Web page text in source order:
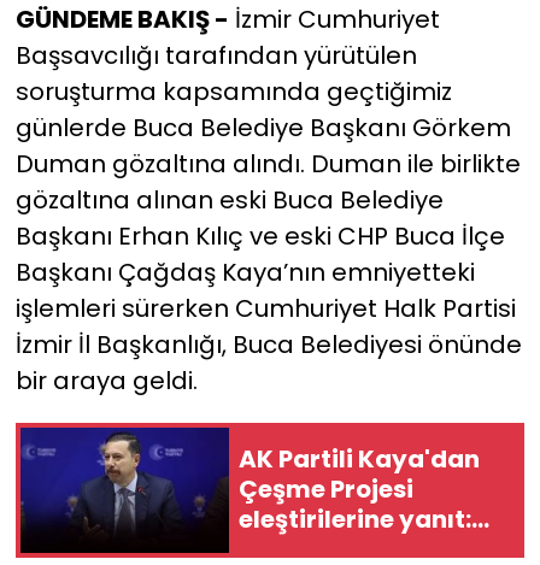
GÜNDEME BAKIŞ - İzmir Cumhuriyet
Başsavcılığı tarafından yürütülen
soruşturma kapsamında geçtiğimiz
günlerde Buca Belediye Başkanı Görkem
Duman gözaltına alındı. Duman ile birlikte
gözaltına alınan eski Buca Belediye
Başkanı Erhan Kılıç ve eski CHP Buca İlçe
Başkanı Çağdaş Kaya’nın emniyetteki
işlemleri sürerken Cumhuriyet Halk Partisi
İzmir İl Başkanlığı, Buca Belediyesi önünde
bir araya geldi.
AK Partili Kaya'dan
Çeşme Projesi
eleştirilerine yanıt:
Sizin alternatifiniz
YEREL YÖNETİMLER
Yurt